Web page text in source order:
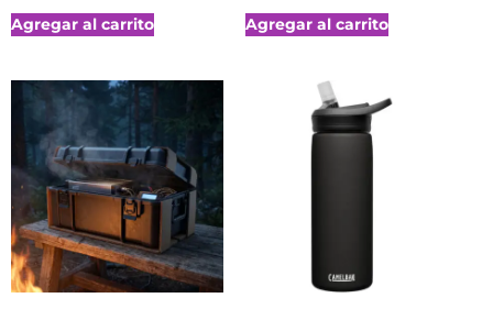
Agregar al carrito Agregar al carrito